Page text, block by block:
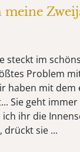
steckt im
Problem
haben mit dem
Sie geht
ihr die
drückt sie ...